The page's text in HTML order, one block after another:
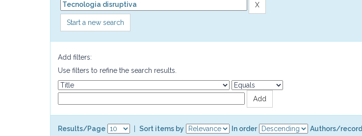
Start a new search
Add filters:
Use filters to refine the search results.
Results/Page Sort items by In order Authors/record